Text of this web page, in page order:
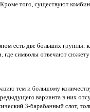
того, существуют
есть две больших
где символы отвечают
тем и большому
варианта в них
3-барабанный слот,